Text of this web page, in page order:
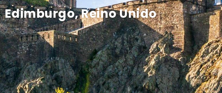
Edimburgo, Reino Unido